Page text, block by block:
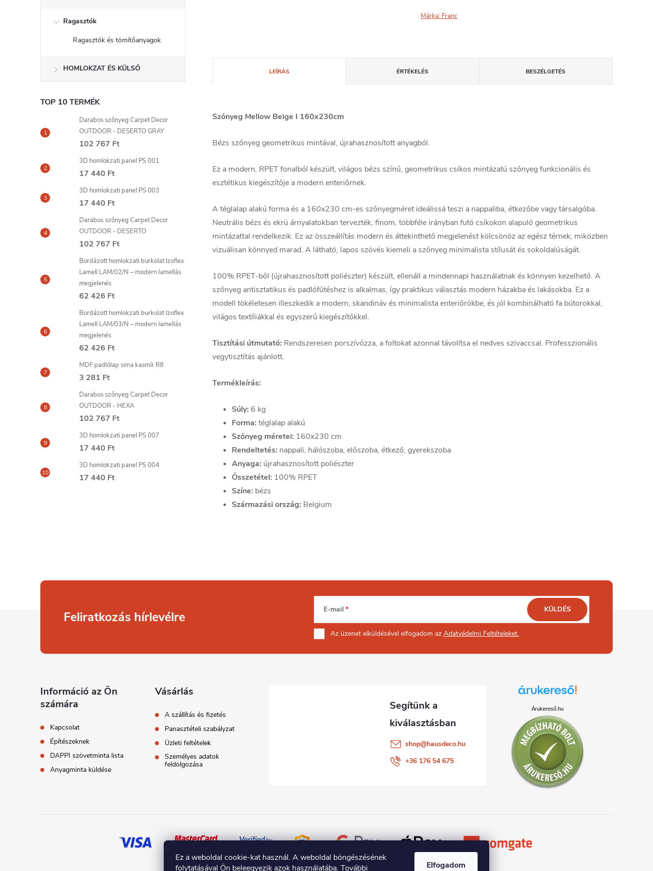
Ez a weboldal cookie-kat használ. A weboldal böngészésének
folytatásával Ön beleegyezik azok használatába. További Elfogadom
Ragasztók
Ragasztók és tömítőanyagok
HOMLOKZAT ÉS KÜLSŐ
TOP 10 TERMÉK
Darabos szőnyeg Carpet Decor
OUTDOOR - DESERTO GRAY
102 767 Ft
3D homlokzati panel PS 001
17 440 Ft
3D homlokzati panel PS 003
17 440 Ft
Darabos szőnyeg Carpet Decor
OUTDOOR - DESERTO
102 767 Ft
Bordázott homlokzati burkolat Izoflex
Lamell LAM/02/N – modern lamellás
megjelenés
62 426 Ft
Bordázott homlokzati burkolat Izoflex
Lamell LAM/03/N – modern lamellás
megjelenés
62 426 Ft
MDF padlólap sima kasmír R8
3 281 Ft
Darabos szőnyeg Carpet Decor
OUTDOOR - HEXA
102 767 Ft
3D homlokzati panel PS 007
17 440 Ft
3D homlokzati panel PS 004
17 440 Ft
Márka: Franc
LEÍRÁS ÉRTÉKELÉS BESZÉLGETÉS
Szőnyeg Mellow Beige I 160x230cm
Bézs szőnyeg geometrikus mintával, újrahasznosított anyagból.
Ez a modern, RPET fonalból készült, világos bézs színű, geometrikus csíkos mintázatú szőnyeg funkcionális és
esztétikus kiegészítője a modern enteriőrnek.
A téglalap alakú forma és a 160x230 cm-es szőnyegméret ideálissá teszi a nappaliba, étkezőbe vagy társalgóba.
Neutrális bézs és ekrü árnyalatokban tervezték, finom, többféle irányban futó csíkokon alapuló geometrikus
mintázattal rendelkezik. Ez az összeállítás modern és áttekinthető megjelenést kölcsönöz az egész térnek, miközben
vizuálisan könnyed marad. A látható, lapos szövés kiemeli a szőnyeg minimalista stílusát és sokoldalúságát.
100% RPET-ből (újrahasznosított poliészter) készült, ellenáll a mindennapi használatnak és könnyen kezelhető. A
szőnyeg antisztatikus és padlófűtéshez is alkalmas, így praktikus választás modern házakba és lakásokba. Ez a
modell tökéletesen illeszkedik a modern, skandináv és minimalista enteriőrökbe, és jól kombinálható fa bútorokkal,
világos textíliákkal és egyszerű kiegészítőkkel.
Tisztítási útmutató: Rendszeresen porszívózza, a foltokat azonnal távolítsa el nedves szivaccsal. Professzionális
vegytisztítás ajánlott.
Termékleírás:
Súly: 6 kg
Forma: téglalap alakú
Szőnyeg méretei: 160x230 cm
Rendeltetés: nappali, hálószoba, előszoba, étkező, gyerekszoba
Anyaga: újrahasznosított poliészter
Összetétel: 100% RPET
Színe: bézs
Származási ország: Belgium
Feliratkozás hírlevélre E-mail
Az üzenet elküldésével elfogadom az Adatvédelmi Feltételeket.
KÜLDÉS
Információ az Ön
számára
Kapcsolat
Építészeknek
DAPPI szövetminta lista
Anyagminta küldése
Vásárlás
A szállítás és fizetés
Panasztételi szabályzat
Üzleti feltételek
Személyes adatok
feldolgozása
shop@hausdeco.hu
+36 176 54 675
Árukereső.hu